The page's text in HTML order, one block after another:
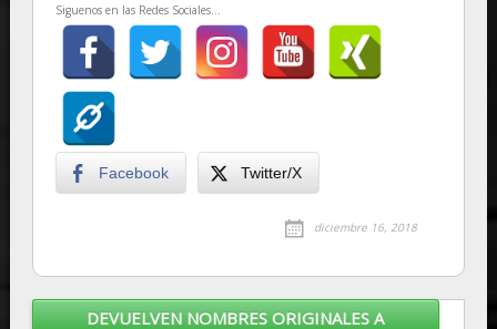
Siguenos en las Redes Sociales...
Facebook Twitter/X
diciembre 16, 2018
DEVUELVEN NOMBRES ORIGINALES A